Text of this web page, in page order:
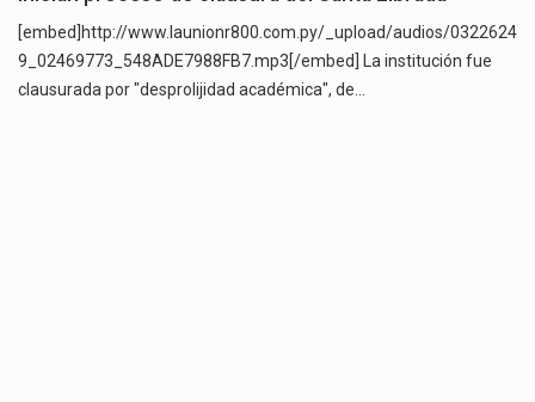
[embed]http://www.launionr800.com.py/_upload/audios/0322624
9_02469773_548ADE7988FB7.mp3[/embed] La institución fue
clausurada por "desprolijidad académica", de…